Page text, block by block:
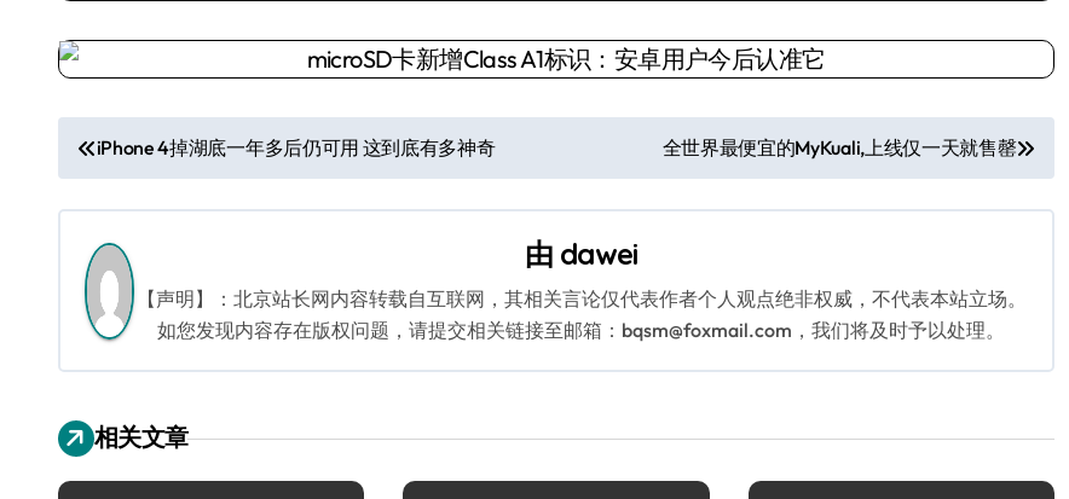
文
章
导
航
iPhone 4掉湖底一年多后仍可用 这到底有多神奇 全世界最便宜的MyKuali,上线仅一天就售罄
由 dawei
【声明】：北京站长网内容转载自互联网，其相关言论仅代表作者个人观点绝非权威，不代表本站立场。
如您发现内容存在版权问题，请提交相关链接至邮箱：bqsm@foxmail.com，我们将及时予以处理。
相关文章